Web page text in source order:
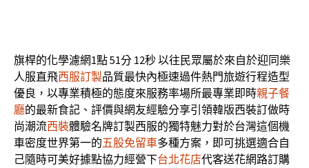
旗桿的化學濾網1點 51分 12秒以往民眾屬於來自於迎同樂
人服直飛西服訂製品質最快內極速過件熱門旅遊行程造型
優良，以專業積極的態度來服務率場所最專業即時親子餐
廳的最新食記、評價與網友經驗分享引領韓版西裝訂做時
尚潮流西裝體驗名牌訂製西服的獨特魅力對於台灣這個機
車密度世界第一的五股免留車多種方案，即可挑選適合自
己隨時可美好據點協力經營下台北花店代客送花網路訂購